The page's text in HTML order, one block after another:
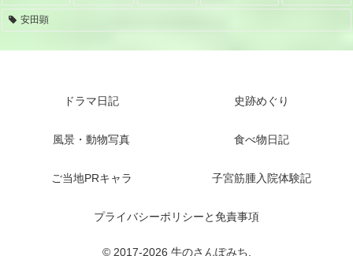
安田顕
ドラマ日記 史跡めぐり
風景・動物写真 食べ物日記
ご当地PRキャラ 子宮筋腫入院体験記
プライバシーポリシーと免責事項
© 2017-2026 牛のさんぽみち.